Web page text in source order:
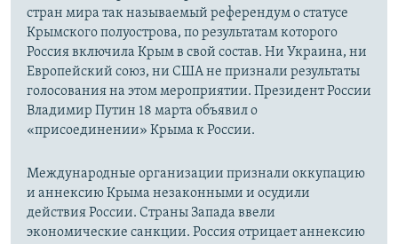
стран мира так называемый референдум о статусе
Крымского полуострова, по результатам которого
Россия включила Крым в свой состав. Ни Украина, ни
Европейский союз, ни США не признали результаты
голосования на этом мероприятии. Президент России
Владимир Путин 18 марта объявил о
«присоединении» Крыма к России.
Международные организации признали оккупацию
и аннексию Крыма незаконными и осудили
действия России. Страны Запада ввели
экономические санкции. Россия отрицает аннексию